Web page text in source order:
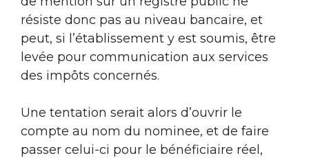
résiste donc pas au niveau bancaire, et
peut, si l’établissement y est soumis, être
levée pour communication aux services
des impôts concernés.
Une tentation serait alors d’ouvrir le
compte au nom du nominee, et de faire
passer celui-ci pour le bénéficiaire réel,